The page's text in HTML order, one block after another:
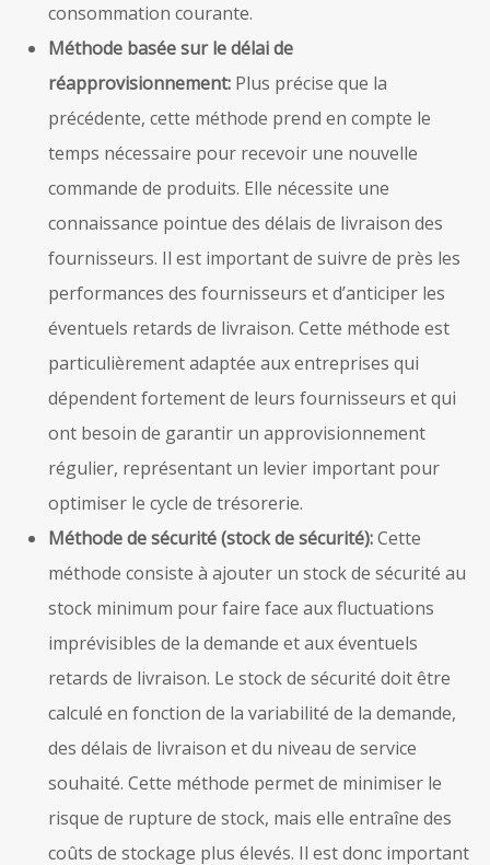
consommation courante.
Méthode basée sur le délai de
réapprovisionnement: Plus précise que la
précédente, cette méthode prend en compte le
temps nécessaire pour recevoir une nouvelle
commande de produits. Elle nécessite une
connaissance pointue des délais de livraison des
fournisseurs. Il est important de suivre de près les
performances des fournisseurs et d’anticiper les
éventuels retards de livraison. Cette méthode est
particulièrement adaptée aux entreprises qui
dépendent fortement de leurs fournisseurs et qui
ont besoin de garantir un approvisionnement
régulier, représentant un levier important pour
optimiser le cycle de trésorerie.
Méthode de sécurité (stock de sécurité):Cette
méthode consiste à ajouter un stock de sécurité au
stock minimum pour faire face aux fluctuations
imprévisibles de la demande et aux éventuels
retards de livraison. Le stock de sécurité doit être
calculé en fonction de la variabilité de la demande,
des délais de livraison et du niveau de service
souhaité. Cette méthode permet de minimiser le
risque de rupture de stock, mais elle entraîne des
coûts de stockage plus élevés. Il est donc important